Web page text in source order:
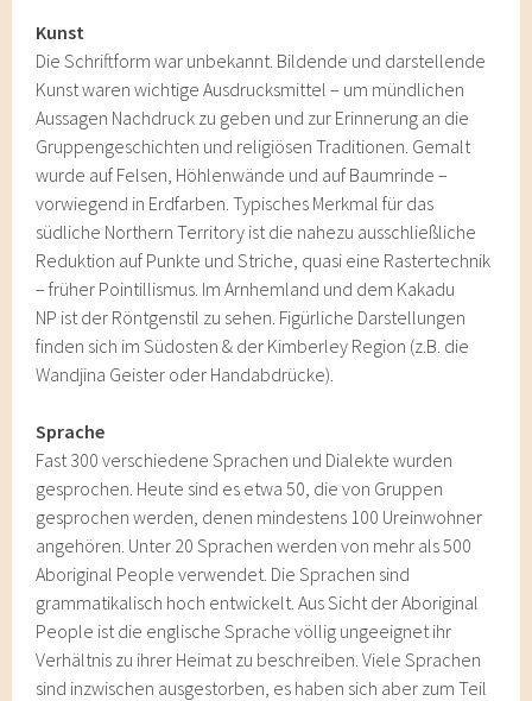
Kunst
Die Schriftform war unbekannt. Bildende und darstellende
Kunst waren wichtige Ausdrucksmittel – um mündlichen
Aussagen Nachdruck zu geben und zur Erinnerung an die
Gruppengeschichten und religiösen Traditionen. Gemalt
wurde auf Felsen, Höhlenwände und auf Baumrinde –
vorwiegend in Erdfarben. Typisches Merkmal für das
südliche Northern Territory ist die nahezu ausschließliche
Reduktion auf Punkte und Striche, quasi eine Rastertechnik
– früher Pointillismus. Im Arnhemland und dem Kakadu
NP ist der Röntgenstil zu sehen. Figürliche Darstellungen
finden sich im Südosten & der Kimberley Region (z.B. die
Wandjina Geister oder Handabdrücke).
Sprache
Fast 300 verschiedene Sprachen und Dialekte wurden
gesprochen. Heute sind es etwa 50, die von Gruppen
gesprochen werden, denen mindestens 100 Ureinwohner
angehören. Unter 20 Sprachen werden von mehr als 500
Aboriginal People verwendet. Die Sprachen sind
grammatikalisch hoch entwickelt. Aus Sicht der Aboriginal
People ist die englische Sprache völlig ungeeignet ihr
Verhältnis zu ihrer Heimat zu beschreiben. Viele Sprachen
sind inzwischen ausgestorben, es haben sich aber zum Teil